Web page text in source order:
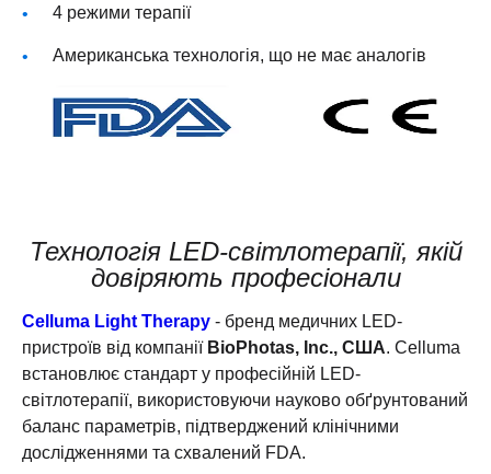
4 режими терапії
Американська технологія, що не має аналогів
Технологія LED-світлотерапії, якій
довіряють професіонали
Celluma Light Therapy - бренд медичних LED-
пристроїв від компанії BioPhotas, Inc., США. Celluma
встановлює стандарт у професійній LED-
світлотерапії, використовуючи науково обґрунтований
баланс параметрів, підтверджений клінічними
дослідженнями та схвалений FDA.